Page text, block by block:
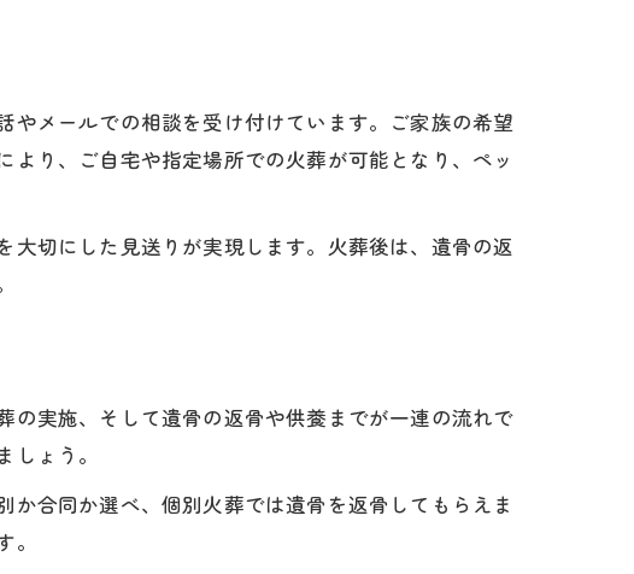
メールでの相談を受け付けています。ご家族の希望
り、ご自宅や指定場所での火葬が可能となり、ペッ
切にした見送りが実現します。火葬後は、遺骨の返
実施、そして遺骨の返骨や供養までが一連の流れで
ょう。
合同か選べ、個別火葬では遺骨を返骨してもらえま